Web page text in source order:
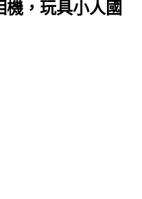
機，玩具小人國